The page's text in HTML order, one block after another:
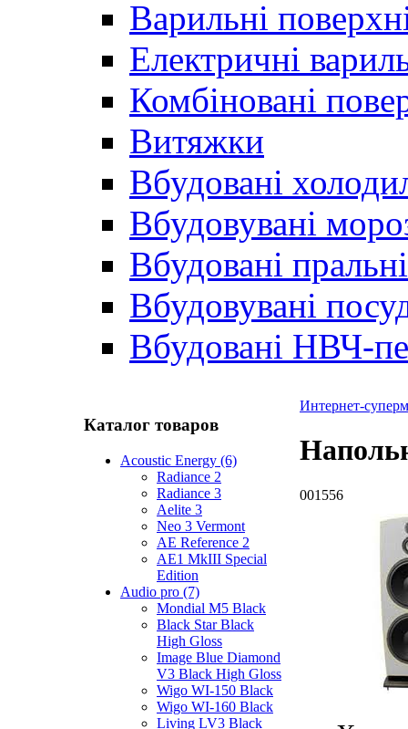
Варильні
Електричні
Комбіновані
Витяжки
Вбудовані
Вбудовувані
Вбудовані
Вбудовувані
Вбудовані НВЧ-
Каталог товаров
Acoustic Energy (6)
Radiance 2
Radiance 3
Aelite 3
Neo 3 Vermont
AE Reference 2
AE1 MkIII Special
Edition
Audio pro (7)
Mondial M5 Black
Black Star Black
High Gloss
Image Blue Diamond
V3 Black High Gloss
Wigo WI-150 Black
Wigo WI-160 Black
Living LV3 Black
Интернет-
001556